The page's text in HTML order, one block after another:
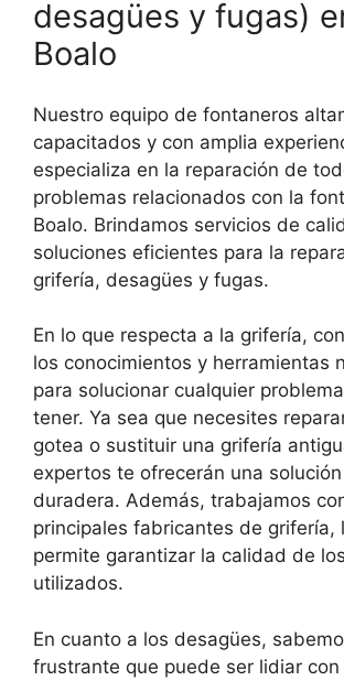
desagües y fugas)
Boalo
Nuestro equipo de fontaneros
capacitados y con amplia
especializa en la reparación de
problemas relacionados con la
Boalo. Brindamos servicios de
soluciones eficientes para la
grifería, desagües y fugas.
En lo que respecta a la grifería,
los conocimientos y herramientas
para solucionar cualquier
tener. Ya sea que necesites
gotea o sustituir una grifería
expertos te ofrecerán una
duradera. Además, trabajamos
principales fabricantes de grifería,
permite garantizar la calidad de
utilizados.
En cuanto a los desagües,
frustrante que puede ser lidiar